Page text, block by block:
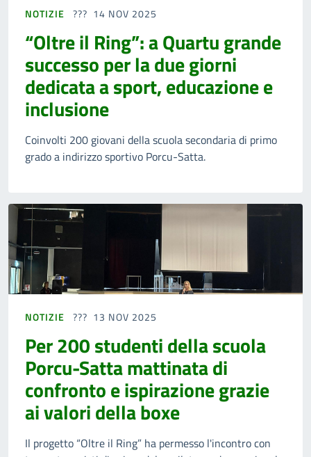
NOTIZIE 14 NOV 2025
“Oltre il Ring”: a Quartu grande
successo per la due giorni
dedicata a sport, educazione e
inclusione
Coinvolti 200 giovani della scuola secondaria di primo
grado a indirizzo sportivo Porcu-Satta.
NOTIZIE 13 NOV 2025
Per 200 studenti della scuola
Porcu-Satta mattinata di
confronto e ispirazione grazie
ai valori della boxe
Il progetto “Oltre il Ring” ha permesso l'incontro con